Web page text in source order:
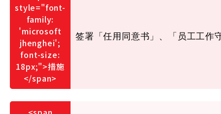
签署「任用同意书」、「员工工作